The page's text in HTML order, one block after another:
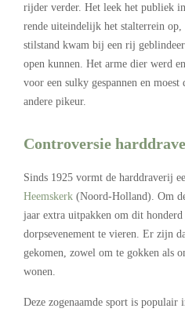
rijder verder. Het leek het publiek
rende uiteindelijk het stalterrein
stilstand kwam bij een rij
open kunnen. Het arme dier werd
voor een sulky gespannen en
andere pikeur.
Controversie
Sinds 1925 vormt de harddraverij
Heemskerk (Noord-Holland). Om
jaar extra uitpakken om dit honderd
dorpsevenement te vieren. Er zijn
gekomen, zowel om te gokken als
wonen.
Deze zogenaamde sport is populair